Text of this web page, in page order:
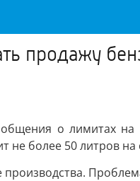
продажу
о лимитах
не более 50 литров на